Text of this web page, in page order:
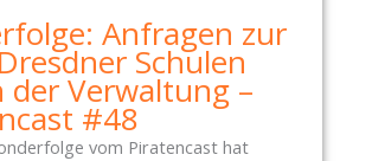
Anfragen zur
Schulen
der Verwaltung –
#48
vom Piratencast hat